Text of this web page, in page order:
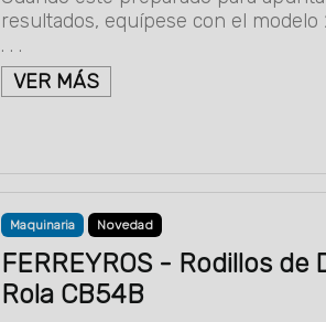
resultados, equípese con el modelo
. . .
VER MÁS
Maquinaria Novedad
FERREYROS - Rodillos de
Rola CB54B